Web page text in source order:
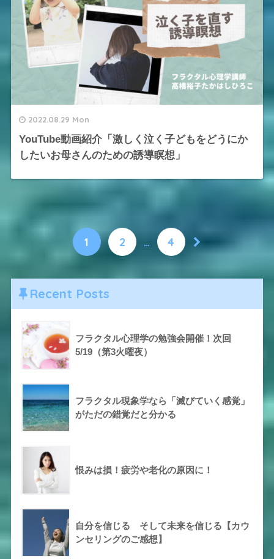
2022.08.29 Mon
YouTube動画紹介「激しく泣く子どもをどうにか
したいお母さんのための誘導瞑想」
1 2 … 4
Recent Posts
フラクタル心理学の勉強会開催！次回
5/19（第3火曜夜）
フラクタル現象学なら「滅びていく感覚」
がただの錯覚だと分かる
恨みは損！疲労や老化の原因に！
自分を信じる そして未来を信じる【カウ
ンセリングのご感想】